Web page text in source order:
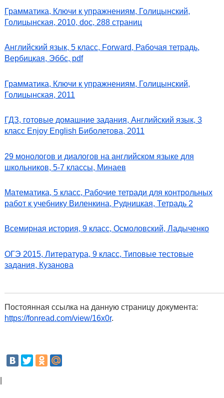
Грамматика, Ключи к упражнениям, Голицынский,
Голицынская, 2010, doc, 288 страниц
Английский язык, 5 класс, Forward, Рабочая тетрадь,
Вербицкая, Эббс, pdf
Грамматика, Ключи к упражнениям, Голицынский,
Голицынская, 2011
ГДЗ, готовые домашние задания, Английский язык, 3
класс Enjoy English Биболетова, 2011
29 монологов и диалогов на английском языке для
школьников, 5-7 классы, Минаев
Математика, 5 класс, Рабочие тетради для контрольных
работ к учебнику Виленкина, Рудницкая, Тетрадь 2
Всемирная история, 9 класс, Осмоловский, Ладыченко
ОГЭ 2015, Литература, 9 класс, Типовые тестовые
задания, Кузанова
Постоянная ссылка на данную страницу документа:
https://fonread.com/view/16x0r.